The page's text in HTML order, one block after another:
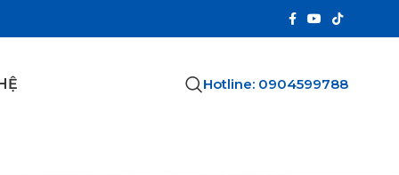
Hotline: 0904599788